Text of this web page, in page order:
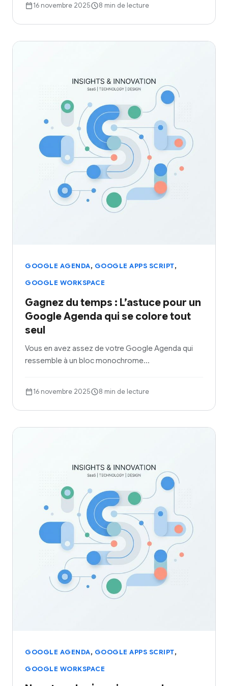
16 novembre 2025 8 min de lecture
GOOGLE AGENDA, GOOGLE APPS SCRIPT,
GOOGLE WORKSPACE
Gagnez du temps : L’astuce pour un
Google Agenda qui se colore tout
seul
Vous en avez assez de votre Google Agenda qui
ressemble à un bloc monochrome…
16 novembre 2025 8 min de lecture
GOOGLE AGENDA, GOOGLE APPS SCRIPT,
GOOGLE WORKSPACE